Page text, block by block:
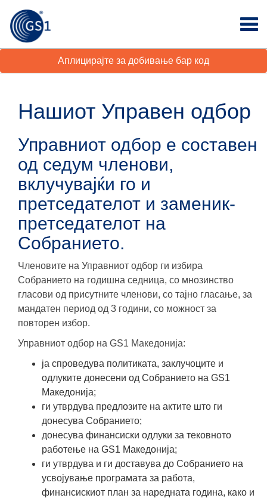
Аплицирајте за добивање бар код
Нашиот Управен одбор
Управниот одбор е составен
од седум членови,
вклучувајќи го и
претседателот и заменик-
претседателот на
Собранието.
Членовите на Управниот одбор ги избира
Собранието на годишна седница, со мнозинство
гласови од присутните членови, со тајно гласање, за
мандатен период од 3 години, со можност за
повторен избор.
Управниот одбор на GS1 Македонија:
ја спроведува политиката, заклучоците и
одлуките донесени од Собранието на GS1
Македонија;
ги утврдува предлозите на актите што ги
донесува Собранието;
донесува финансиски одлуки за тековното
работење на GS1 Македонија;
ги утврдува и ги доставува до Собранието на
усвојување програмата за работа,
финансискиот план за наредната година, како и